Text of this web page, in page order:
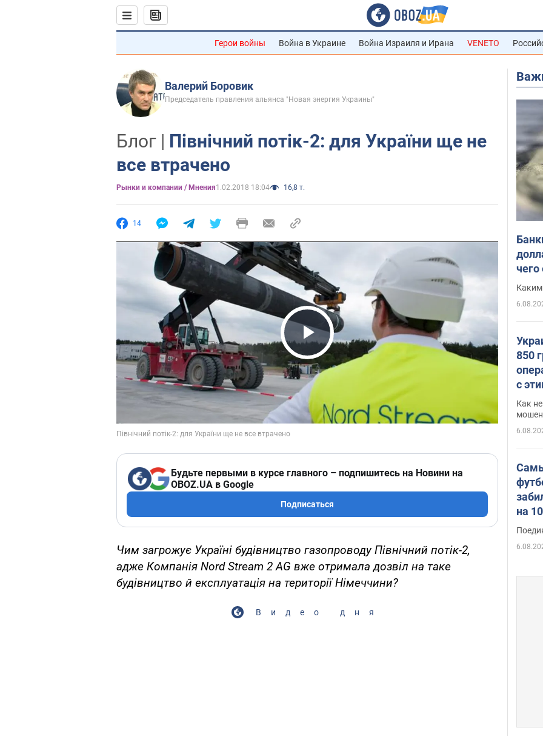
Герои войны Война в Украине Война Израиля и Ирана VENETO
Валерий Боровик
Председатель правления альянса "Новая энергия Украины"
Блог | Північний потік-2: для України ще не
все втрачено
Рынки и компании / Мнения1.02.2018 18:04 16,8 т.
14
Play Video
Будьте первыми в курсе главного – подпишитесь на Новини на
OBOZ.UA в Google
Подписаться
Чим загрожує Україні будівництво газопроводу Північний потік-2,
адже Компанія Nord Stream 2 AG вже отримала дозвіл на таке
будівництво й експлуатація на території Німеччини?
Видео дня
Каким
850
с
Как
на